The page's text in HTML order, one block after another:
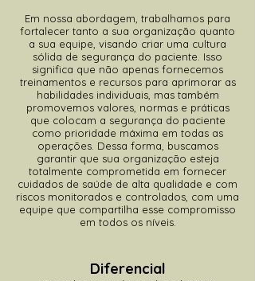
Em nossa abordagem, trabalhamos para
fortalecer tanto a sua organização quanto
a sua equipe, visando criar uma cultura
sólida de segurança do paciente. Isso
significa que não apenas fornecemos
treinamentos e recursos para aprimorar as
habilidades individuais, mas também
promovemos valores, normas e práticas
que colocam a segurança do paciente
como prioridade máxima em todas as
operações. Dessa forma, buscamos
garantir que sua organização esteja
totalmente comprometida em fornecer
cuidados de saúde de alta qualidade e com
riscos monitorados e controlados, com uma
equipe que compartilha esse compromisso
em todos os níveis.
Diferencial